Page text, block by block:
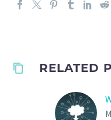
RELATED